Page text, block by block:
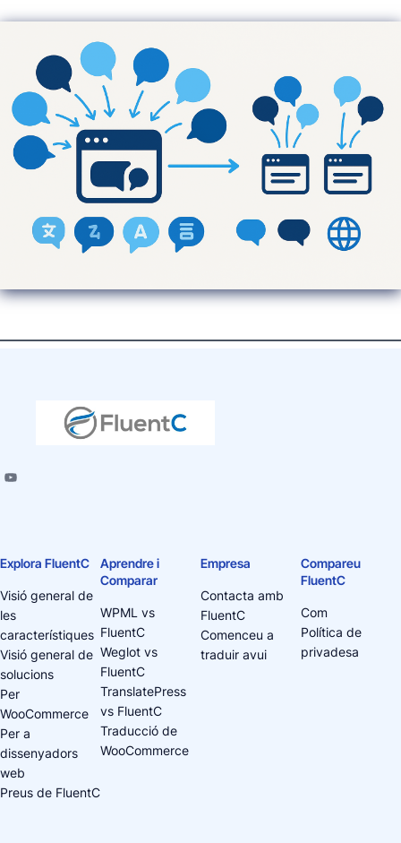
Explora FluentC
Visió general de
les
característiques
Visió general de
solucions
Per
WooCommerce
Per a
dissenyadors
web
Preus de FluentC
Aprendre i
Comparar
WPML vs
FluentC
Weglot vs
FluentC
TranslatePress
vs FluentC
Traducció de
WooCommerce
Empresa
Contacta amb
FluentC
Comenceu a
traduir avui
Compareu
FluentC
Com
Política de
privadesa